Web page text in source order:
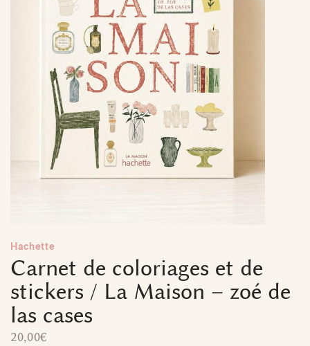
Hachette
Carnet de coloriages et de
stickers / La Maison – zoé de
las cases
20,00€